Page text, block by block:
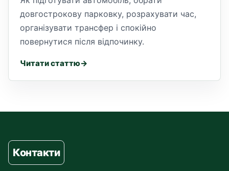
довгострокову парковку, розрахувати час,
організувати трансфер і спокійно
повернутися після відпочинку.
Читати статтю
Контакти